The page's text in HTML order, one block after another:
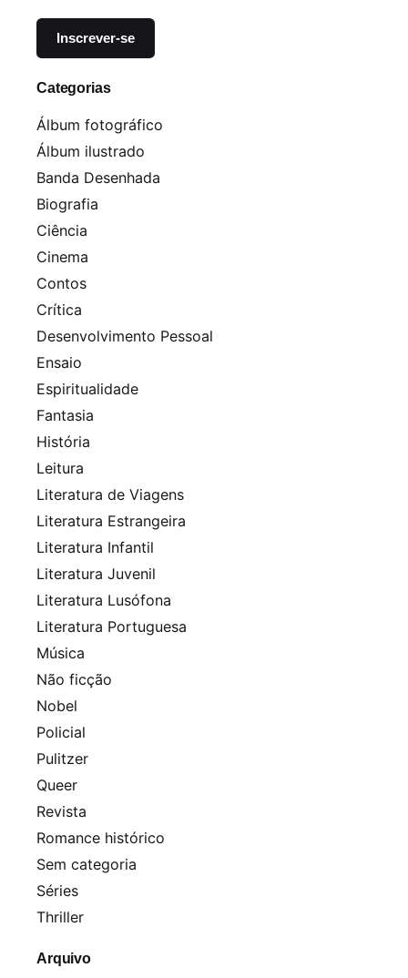
Categorias
Álbum fotográfico
Álbum ilustrado
Banda Desenhada
Biografia
Ciência
Cinema
Contos
Crítica
Desenvolvimento Pessoal
Ensaio
Espiritualidade
Fantasia
História
Leitura
Literatura de Viagens
Literatura Estrangeira
Literatura Infantil
Literatura Juvenil
Literatura Lusófona
Literatura Portuguesa
Música
Não ficção
Nobel
Policial
Pulitzer
Queer
Revista
Romance histórico
Sem categoria
Séries
Thriller
Arquivo